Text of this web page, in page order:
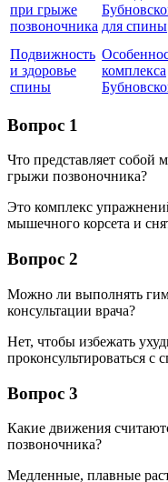
при грыже
позвоночника для спины
Подвижность
и здоровье
спины
комплекса
Вопрос 1
Что представляет собой
грыжи позвоночника?
Это комплекс
мышечного корсета и
Вопрос 2
Можно ли выполнять
консультации врача?
Нет, чтобы избежать
проконсультироваться с
Вопрос 3
Какие движения
позвоночника?
Медленные, плавные